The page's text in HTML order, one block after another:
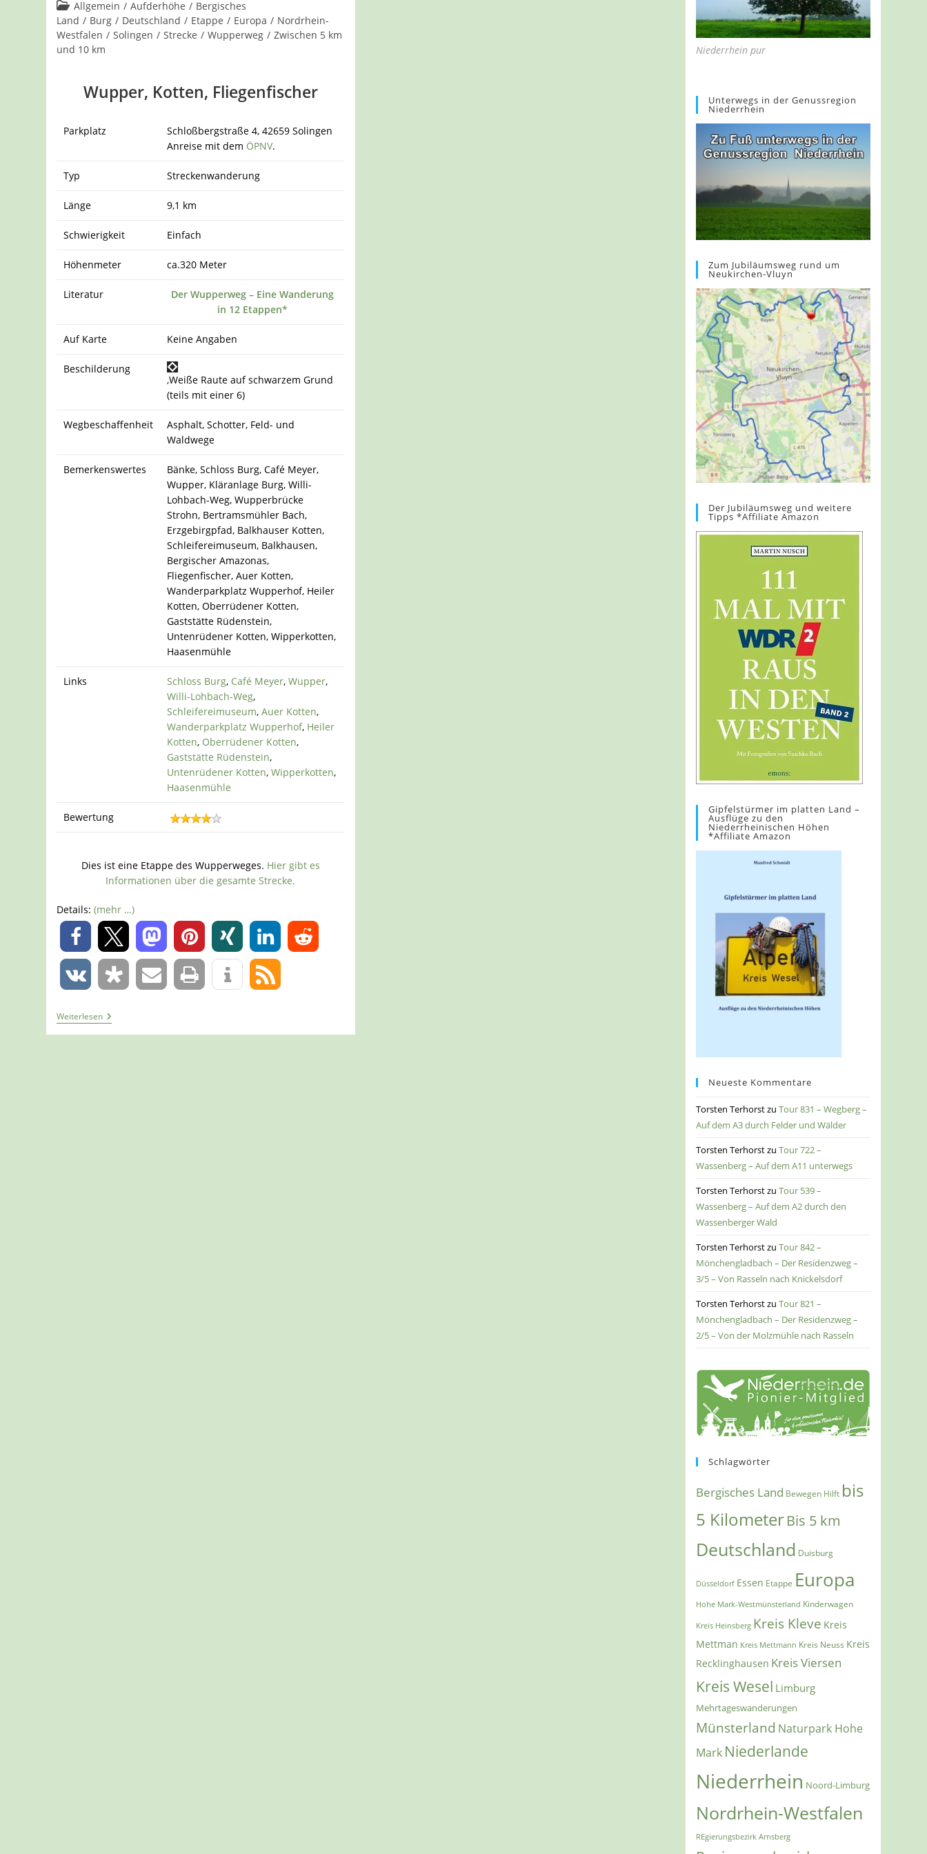
Beitrags-
Kategorie:
Allgemein / Aufderhöhe / Bergisches
Land / Burg / Deutschland / Etappe / Europa / Nordrhein-
Westfalen / Solingen / Strecke / Wupperweg / Zwischen 5 km
und 10 km
Wupper, Kotten, Fliegenfischer
Parkplatz
Schloßbergstraße 4, 42659 Solingen
Anreise mit dem ÖPNV.
Typ Streckenwanderung
Länge 9,1 km
Schwierigkeit Einfach
Höhenmeter ca.320 Meter
Literatur
Der Wupperweg – Eine Wanderung
in 12 Etappen*
Auf Karte Keine Angaben
Beschilderung
,Weiße Raute auf schwarzem Grund
(teils mit einer 6)
Wegbeschaffenheit
Asphalt, Schotter, Feld- und
Waldwege
Bemerkenswertes
Bänke, Schloss Burg, Café Meyer,
Wupper, Kläranlage Burg, Willi-
Lohbach-Weg, Wupperbrücke
Strohn, Bertramsmühler Bach,
Erzgebirgpfad, Balkhauser Kotten,
Schleifereimuseum, Balkhausen,
Bergischer Amazonas,
Fliegenfischer, Auer Kotten,
Wanderparkplatz Wupperhof, Heiler
Kotten, Oberrüdener Kotten,
Gaststätte Rüdenstein,
Untenrüdener Kotten, Wipperkotten,
Haasenmühle
Links Schloss Burg, Café Meyer,Wupper,
Willi-Lohbach-Weg,
Schleifereimuseum,Auer Kotten,
Wanderparkplatz Wupperhof, Heiler
Kotten, Oberrüdener Kotten,
Gaststätte Rüdenstein,
Untenrüdener Kotten,Wipperkotten,
Haasenmühle
Bewertung
Dies ist eine Etappe des Wupperweges. Hier gibt es
Informationen über die gesamte Strecke.
Details:(mehr …)
0
0
WeiterlesenTour
1133
–
Niederrhein pur
Unterwegs in der Genussregion
Niederrhein
Zum Jubiläumsweg rund um
Neukirchen-Vluyn
Der Jubiläumsweg und weitere
Tipps *Affiliate Amazon
Gipfelstürmer im platten Land –
Ausflüge zu den
Niederrheinischen Höhen
*Affiliate Amazon
Neueste Kommentare
Torsten TerhorstzuTour 831 – Wegberg –
Auf dem A3 durch Felder und Wälder
Torsten TerhorstzuTour 722 –
Wassenberg – Auf dem A11 unterwegs
Torsten TerhorstzuTour 539 –
Wassenberg – Auf dem A2 durch den
Wassenberger Wald
Torsten TerhorstzuTour 842 –
Mönchengladbach – Der Residenzweg –
3/5 – Von Rasseln nach Knickelsdorf
Torsten TerhorstzuTour 821 –
Mönchengladbach – Der Residenzweg –
2/5 – Von der Molzmühle nach Rasseln
Schlagwörter
Bergisches Land Bewegen Hilft bis
5 KilometerBis 5 km
Deutschland Duisburg
Düsseldorf Essen Etappe Europa
Hohe Mark-Westmünsterland Kinderwagen
Kreis Heinsberg Kreis Kleve Kreis
Mettman Kreis Mettmann Kreis Neuss Kreis
Recklinghausen Kreis Viersen
Kreis Wesel Limburg
Mehrtageswanderungen
Münsterland Naturpark Hohe
Mark Niederlande
Niederrhein Noord-Limburg
Nordrhein-Westfalen
REgierungsbezirk Arnsberg